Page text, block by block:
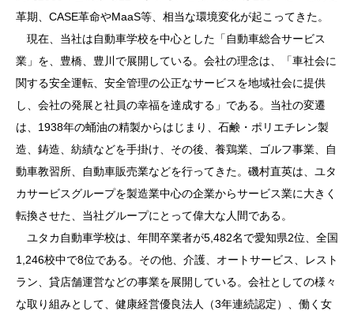
革期、CASE革命やMaaS等、相当な環境変化が起こってきた。
現在、当社は自動車学校を中心とした「自動車総合サービス
業」を、豊橋、豊川で展開している。会社の理念は、「車社会に
関する安全運転、安全管理の公正なサービスを地域社会に提供
し、会社の発展と社員の幸福を達成する」である。当社の変遷
は、1938年の蛹油の精製からはじまり、石鹸・ポリエチレン製
造、鋳造、紡績などを手掛け、その後、養鶏業、ゴルフ事業、自
動車教習所、自動車販売業などを行ってきた。磯村直英は、ユタ
カサービスグループを製造業中心の企業からサービス業に大きく
転換させた、当社グループにとって偉大な人間である。
ユタカ自動車学校は、年間卒業者が5,482名で愛知県2位、全国
1,246校中で8位である。その他、介護、オートサービス、レスト
ラン、貸店舗運営などの事業を展開している。会社としての様々
な取り組みとして、健康経営優良法人（3年連続認定）、働く女